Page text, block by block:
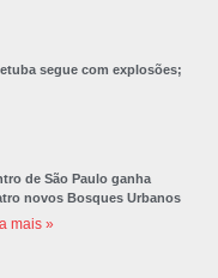
segue com explosões;
de São Paulo ganha
novos Bosques Urbanos
mais »